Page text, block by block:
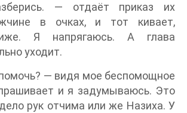
— отдаёт приказ их
в очках, и тот кивает,
Я напрягаюсь. А глава
уходит.
— видя мое беспомощное
и я задумываюсь. Это
рук отчима или же Назиха. У